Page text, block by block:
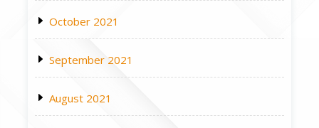
October 2021
September 2021
August 2021